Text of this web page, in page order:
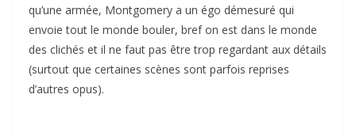
qu’une armée, Montgomery a un égo démesuré qui
envoie tout le monde bouler, bref on est dans le monde
des clichés et il ne faut pas être trop regardant aux détails
(surtout que certaines scènes sont parfois reprises
d’autres opus).